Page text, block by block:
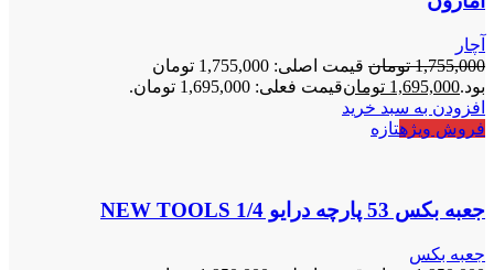
آچار
1,755,000 تومان
قیمت اصلی: 1,755,000 تومان
بود.1,695,000 تومانقیمت فعلی: 1,695,000 تومان.
افزودن به سبد خرید
فروش ویژهتازه
جعبه بکس 53 پارچه درایو 1/4 NEW TOOLS
جعبه بکس